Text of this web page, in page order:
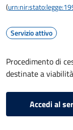
(
Servizio attivo
Procedimento di
destinate a viabilità
Accedi al